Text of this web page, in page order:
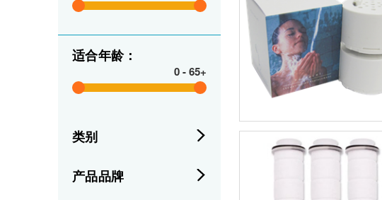
适合年龄：
0-65+
类别
产品品牌